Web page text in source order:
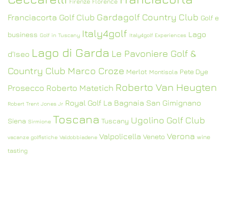
Franciacorta Golf Club Gardagolf Country Club Golf e
business Golf in Tuscany Italy4golf Italy4golf Experiences Lago
d'Iseo Lago di Garda Le Pavoniere Golf &
Country Club Marco Croze Merlot Montisola Pete Dye
Prosecco Roberto Matetich Roberto Van Heugten
Robert Trent Jones Jr Royal Golf La Bagnaia San Gimignano
Siena Sirmione Toscana Tuscany Ugolino Golf Club
vacanze golfistiche Valdobbiadene Valpolicella Veneto Verona wine
tasting